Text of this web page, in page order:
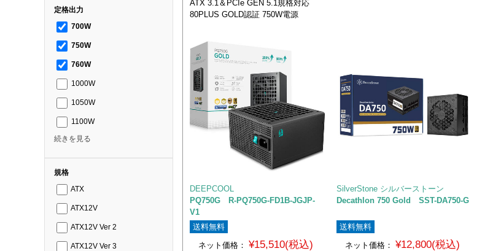
定格出力
700W
750W
760W
1000W
1050W
1100W
続きを見る
規格
ATX
ATX12V
ATX12V Ver 2
ATX12V Ver 3
ATX 3.1＆PCIe GEN 5.1規格対応
80PLUS GOLD認証 750W電源
DEEPCOOL
PQ750G R-PQ750G-FD1B-JGJP-
V1
送料無料
ネット価格：
¥15,510(税込)
SilverStone シルバーストーン
Decathlon 750 Gold SST-DA750-G
送料無料
ネット価格：
¥12,800(税込)